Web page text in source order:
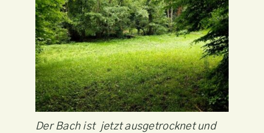
Der Bach ist jetzt ausgetrocknet und